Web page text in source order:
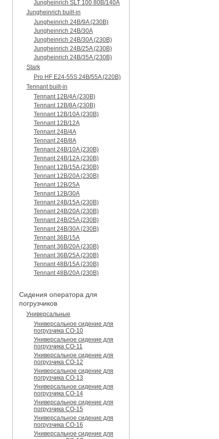
Jungheinrich SLT 100 80B/140A
Jungheinrich built-in
Jungheinrich 24B/9A (230B)
Jungheinrich 24B/30A
Jungheinrich 24B/30A (230B)
Jungheinrich 24B/25A (230B)
Jungheinrich 24B/35A (230B)
Stark
Pro HF E24-55S 24B/55A (220B)
Tennant built-in
Tennant 12B/4A (230B)
Tennant 12B/8A (230B)
Tennant 12B/10A (230B)
Tennant 12B/12A
Tennant 24B/4A
Tennant 24B/8A
Tennant 24B/10A (230B)
Tennant 24B/12A (230B)
Tennant 12B/15A (230B)
Tennant 12B/20A (230B)
Tennant 12B/25A
Tennant 12B/30A
Tennant 24B/15A (230B)
Tennant 24B/20A (230B)
Tennant 24B/25A (230B)
Tennant 24B/30A (230B)
Tennant 36B/15A
Tennant 36B/20A (230B)
Tennant 36B/25A (230B)
Tennant 48B/15A (230B)
Tennant 48B/20A (230B)
Сидения оператора для
погрузчиков
Универсальные
Универсальное сидение для
погрузчика CO-10
Универсальное сидение для
погрузчика CO-11
Универсальное сидение для
погрузчика CO-12
Универсальное сидение для
погрузчика CO-13
Универсальное сидение для
погрузчика CO-14
Универсальное сидение для
погрузчика CO-15
Универсальное сидение для
погрузчика CO-16
Универсальное сидение для